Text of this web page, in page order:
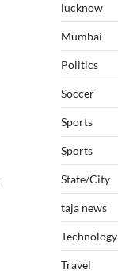
lucknow
Mumbai
Politics
Soccer
Sports
Sports
State/City
taja news
Technology
Travel